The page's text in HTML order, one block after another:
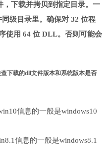
，下载并拷贝到指定目录。一
级目录里。确保对 32 位程
使用 64 位 DLL。否则可能会
下载的dll文件版本和系统版本是否
信息的一般是windows10
信息的一般是windows8.1